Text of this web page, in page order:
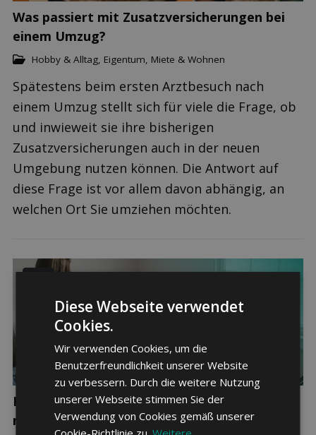
Was passiert mit Zusatzversicherungen bei
einem Umzug?
Hobby & Alltag, Eigentum, Miete & Wohnen
Spätestens beim ersten Arztbesuch nach
einem Umzug stellt sich für viele die Frage, ob
und inwieweit sie ihre bisherigen
Zusatzversicherungen auch in der neuen
Umgebung nutzen können. Die Antwort auf
diese Frage ist vor allem davon abhängig, an
welchen Ort Sie umziehen möchten.
Krankenkasse für Auszubildende: Was sollte
man beachten?
Diese Webseite verwendet
Cookies.
Wir verwenden Cookies, um die
Benutzerfreundlichkeit unserer Website
zu verbessern. Durch die weitere Nutzung
unserer Webseite stimmen Sie der
Verwendung von Cookies gemäß unserer